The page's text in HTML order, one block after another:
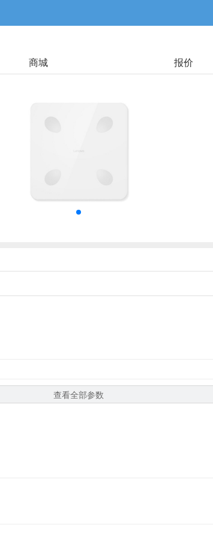
商城 报价
查看全部参数